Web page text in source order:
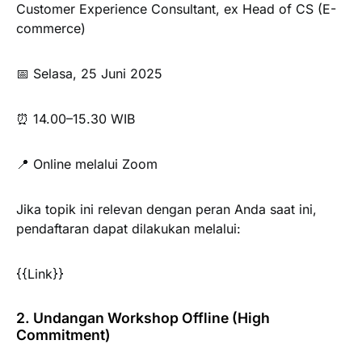
Customer Experience Consultant, ex Head of CS (E-
commerce)
📅 Selasa, 25 Juni 2025
⏰ 14.00–15.30 WIB
📍 Online melalui Zoom
Jika topik ini relevan dengan peran Anda saat ini,
pendaftaran dapat dilakukan melalui:
{{Link}}
2. Undangan Workshop Offline (High
Commitment)